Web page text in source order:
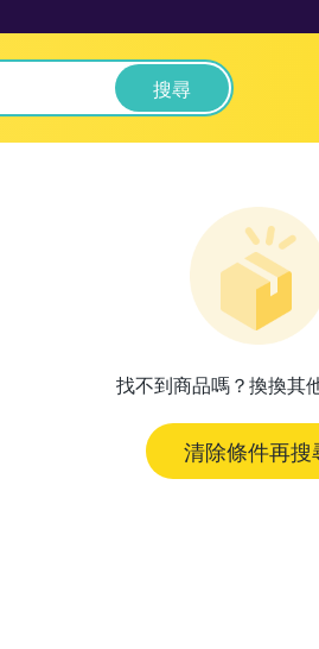
搜尋
找不到商品嗎？換換其
清除條件再搜